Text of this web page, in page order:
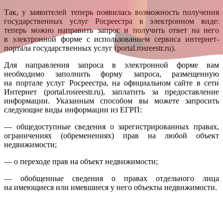
Так, у заявителей теперь появилась возможность получения
государственных услуг Росреестра в электронном виде:
теперь можно направить запрос и получить ответ на него
в электронной форме с использованием сервиса интернет-
портала государственных услуг (portal.rosreestr.ru).
Для направления запроса в электронной форме вам
необходимо заполнить форму запроса, размещенную
на портале услуг Росреестра, на официальном сайте в сети
Интернет (portal.rosreestr.ru), заплатить за предоставление
информации. Указанным способом вы можете запросить
следующие виды информации из ЕГРП:
— общедоступные сведения о зарегистрированных правах,
ограничениях (обременениях) прав на любой объект
недвижимости;
— о переходе прав на объект недвижимости;
— обобщенные сведения о правах отдельного лица
на имеющиеся или имевшиеся у него объекты недвижимости.